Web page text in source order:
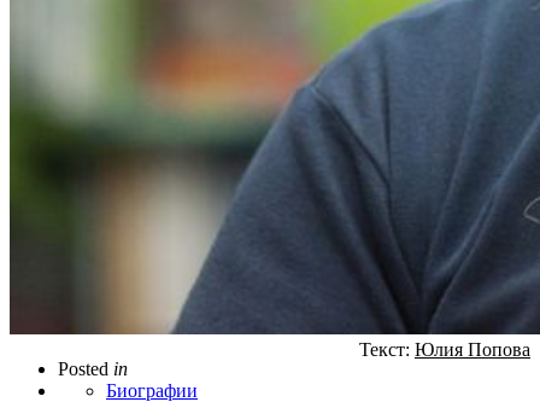
Posted in
Биографии
Текст: Юлия Попова